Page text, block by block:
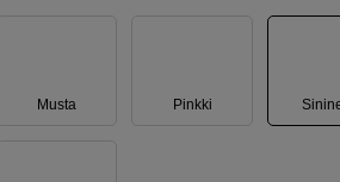
Musta Pinkki